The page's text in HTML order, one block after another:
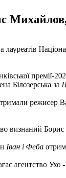
премії-
Білозерська за
режисер
визнаний
Іван і Феба
агентство